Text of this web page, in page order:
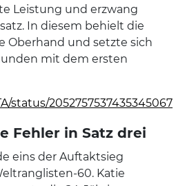
Leistung und erzwang
In diesem behielt die
Oberhand und setzte sich
mit dem ersten
status/2052757537435345067
Fehler in Satz drei
eins der Auftaktsieg
60. Katie